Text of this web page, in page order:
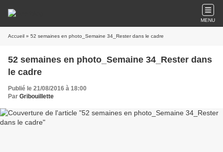
MENU
Accueil » 52 semaines en photo_Semaine 34_Rester dans le cadre
52 semaines en photo_Semaine 34_Rester dans
le cadre
Publié le 21/08/2016 à 18:00
Par Gribouillette